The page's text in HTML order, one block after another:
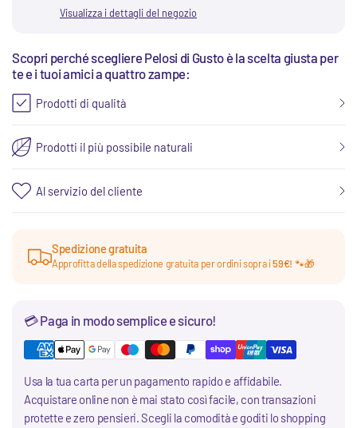
Visualizza i dettagli del negozio
Scopri perché scegliere Pelosi di Gusto è la scelta giusta per
te e i tuoi amici a quattro zampe:
Prodotti di qualità
Prodotti il più possibile naturali
Al servizio del cliente
Spedizione gratuita
Approfitta della spedizione gratuita per ordini sopra i59€! 🐾🎁
💳 Paga in modo semplice e sicuro!
Usa la tua carta per un pagamento rapido e affidabile.
Acquistare online non è mai stato così facile, con transazioni
protette e zero pensieri. Scegli la comodità e goditi lo shopping